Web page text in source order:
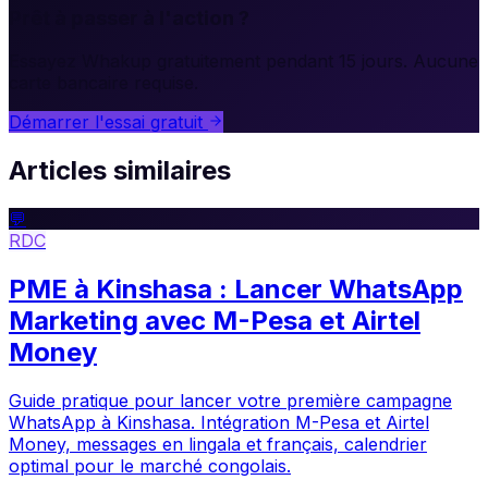
Essayez Whakup gratuitement pendant 15 jours. Aucune
Démarrer l'essai gratuit
Articles similaires
💬
RDC
PME à Kinshasa : Lancer WhatsApp
Marketing avec M-Pesa et Airtel
Money
Guide pratique pour lancer votre première campagne
WhatsApp à Kinshasa. Intégration M-Pesa et Airtel
Money, messages en lingala et français, calendrier
optimal pour le marché congolais.